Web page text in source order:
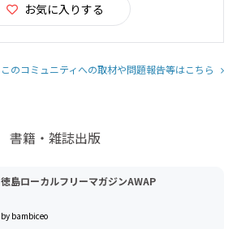
お気に入りする
このコミュニティへの取材や問題報告等はこちら
書籍・雑誌出版
徳島ローカルフリーマガジンAWAP
by bambiceo